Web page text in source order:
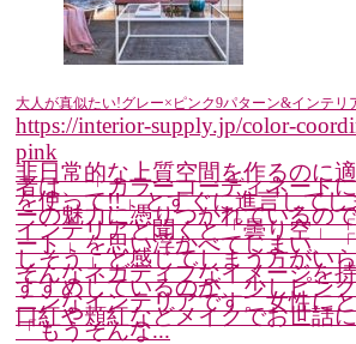
大人が真似たい!グレー×ピンク9パターン&インテリ
https://interior-supply.jp/color-
pink
非日常的な上質空間を作るのに
者は、「カラーコーディネート
を使って!!」とすぐに進言して
ーの魅力に憑りつかれているの
インテリアと聞くと「曇り空」
ート」を思い浮かべてしまい、
しそう」と感じてしまう方がい
そんなネガティブなイメージを
すすめしているのが、少しピン
ニンなインテリアです。女性に
口紅や頬紅などメイクでお世話
「もうそんな...